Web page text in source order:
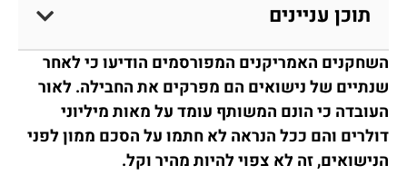
תוכן עניינים
השחקנים האמריקנים המפורסמים הודיעו כי לאחר
שנתיים של נישואים הם מפרקים את החבילה. לאור
העובדה כי הונם המשותף עומד על מאות מיליוני
דולרים והם ככל הנראה לא חתמו עלהסכם ממוןלפני
הנישואים, זה לא צפוי להיות מהיר וקל.